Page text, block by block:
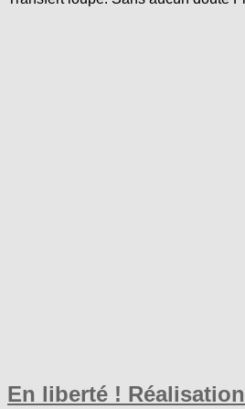
En liberté !